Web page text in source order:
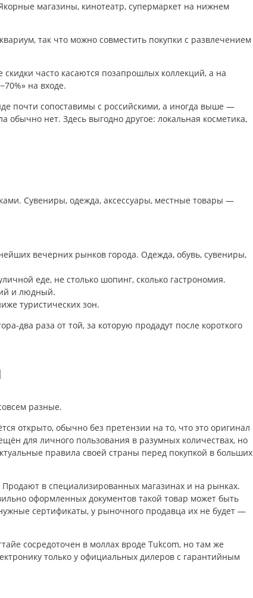
магазины, кинотеатр, супермаркет на нижнем
так что можно совместить покупки с развлечением
часто касаются позапрошлых коллекций, а на
на входе.
почти сопоставимы с российскими, а иногда выше —
нет. Здесь выгодно другое: локальная косметика,
Сувениры, одежда, аксессуары, местные товары —
вечерних рынков города. Одежда, обувь, сувениры,
еде, не столько шопинг, сколько гастрономия.
и людный.
туристических зон.
два раза от той, за которую продадут после короткого
разные.
открыто, обычно без претензии на то, что это оригинал
для личного пользования в разумных количествах, но
правила своей страны перед покупкой в больших
в специализированных магазинах и на рынках.
оформленных документов такой товар может быть
сертификаты, у рыночного продавца их не будет —
сосредоточен в моллах вроде Tukcom, но там же
только у официальных дилеров с гарантийным